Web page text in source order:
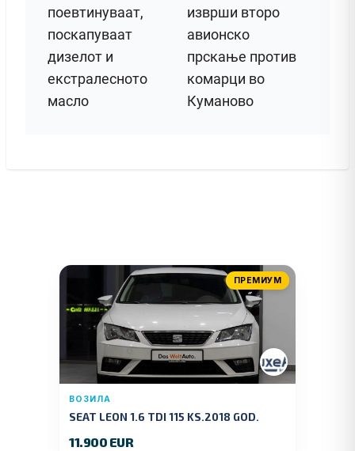
поевтинуваат,
поскапуваат
дизелот и
екстралесното
масло
изврши второ
авионско
прскање против
комарци во
Куманово
ПРЕМИУМ
ВОЗИЛА
SEAT LEON 1.6 TDI 115 KS.2018 GOD.
11.900 EUR